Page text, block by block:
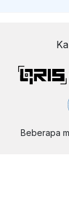
Beberapa